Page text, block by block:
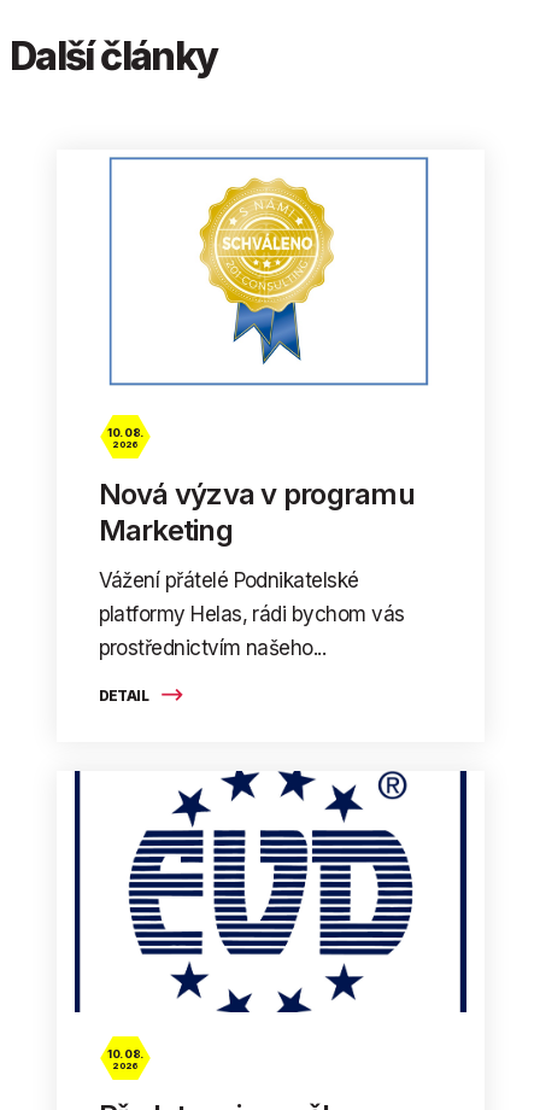
Další články
DETAIL
10. 08.
2026
Nová výzva v programu
Marketing
Vážení přátelé Podnikatelské
platformy Helas, rádi bychom vás
prostřednictvím našeho...
10. 08.
2026